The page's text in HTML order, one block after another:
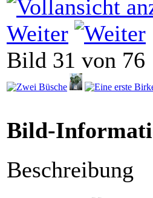
Weiter
Bild 31 von 76
Bild-
Beschreibung